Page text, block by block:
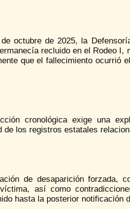
octubre de 2025, la
recluido en el Rodeo I,
que el fallecimiento ocurrió
cronológica exige una
los registros estatales
de desaparición forzada,
así como
hasta la posterior notificación